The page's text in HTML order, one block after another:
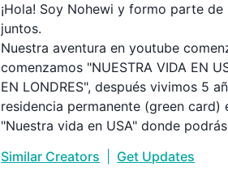
¡Hola! Soy Nohewi y formo parte
juntos.
Nuestra aventura en youtube
comenzamos "NUESTRA VIDA EN
EN LONDRES", después vivimos 5
residencia permanente (green card)
"Nuestra vida en USA" donde
(Estados Unidos).
Similar Creators Get Updates